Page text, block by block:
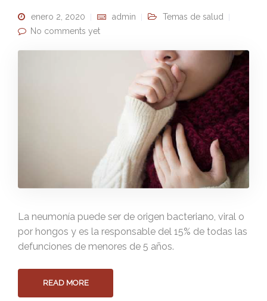
enero 2, 2020 admin
Temas de salud
No comments yet
La neumonía puede ser de origen bacteriano, viral o
por hongos y es la responsable del 15% de todas las
defunciones de menores de 5 años.
READ MORE